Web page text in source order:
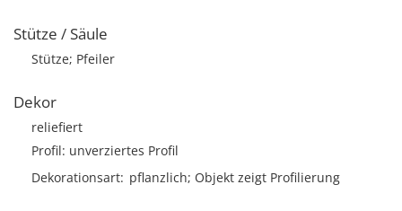
Stütze / Säule
Stütze; Pfeiler
Dekor
reliefiert
Profil: unverziertes Profil
Dekorationsart pflanzlich; Objekt zeigt Profilierung